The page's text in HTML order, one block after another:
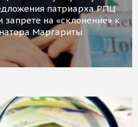
патриарха РПЦ
на «склонение» к
Маргариты